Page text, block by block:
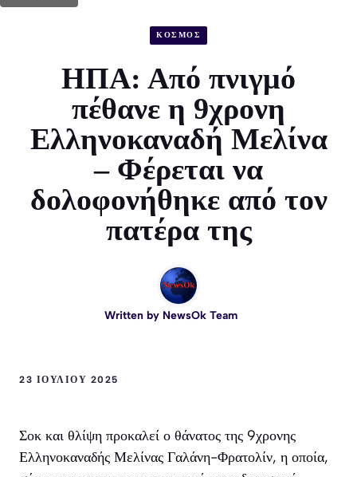
ΚΟΣΜΟΣ
ΗΠΑ: Από πνιγμό
πέθανε η 9χρονη
Ελληνοκαναδή Μελίνα
– Φέρεται να
δολοφονήθηκε από τον
πατέρα της
Written by NewsOk Team
23 ΙΟΥΛΊΟΥ 2025
Σοκ και θλίψη προκαλεί ο θάνατος της 9χρονης
Ελληνοκαναδής Μελίνας Γαλάνη-Φρατολίν, η οποία,